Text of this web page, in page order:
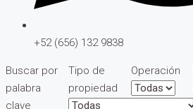
+52 (656) 132 9838
Buscar por
palabra
clave
Tipo de
propiedad
Operación